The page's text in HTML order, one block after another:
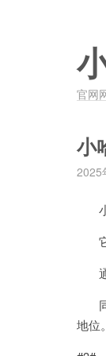
官网
小
2025
小
它
通
同
地位。